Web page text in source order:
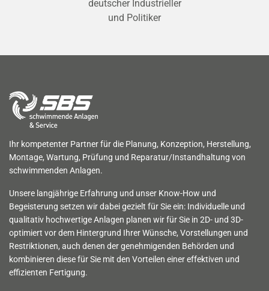
deutscher Industrieller
und Politiker
Ihr kompetenter Partner für die Planung, Konzeption, Herstellung,
Montage, Wartung, Prüfung und Reparatur/Instandhaltung von
schwimmenden Anlagen.
Unsere langjährige Erfahrung und unser Know-How und
Begeisterung setzen wir dabei gezielt für Sie ein: Individuelle und
qualitativ hochwertige Anlagen planen wir für Sie in 2D- und 3D-
optimiert vor dem Hintergrund Ihrer Wünsche, Vorstellungen und
Restriktionen, auch denen der genehmigenden Behörden und
kombinieren diese für Sie mit den Vorteilen einer effektiven und
effizienten Fertigung.